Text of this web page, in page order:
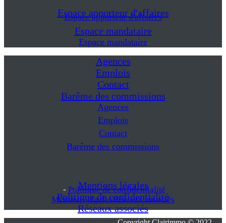
Espace apporteur d'affaires
Espace apporteur d'affaires
Espace mandataire
Espace mandataire
Agences
Emplois
Contact
Barême des commissions
Agences
Emplois
Contact
Barême des commissions
Mentions légales
Politique de confidentialité
Réseaux associés
- Politique de confidentialité
Mentions légalesRéseaux associés